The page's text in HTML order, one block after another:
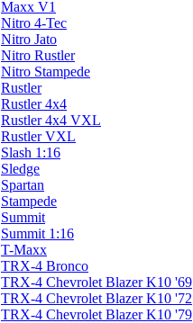
Maxx V1
Nitro 4-Tec
Nitro Jato
Nitro Rustler
Nitro Stampede
Rustler
Rustler 4x4
Rustler 4x4 VXL
Rustler VXL
Slash 1:16
Sledge
Spartan
Stampede
Summit
Summit 1:16
T-Maxx
TRX-4 Bronco
TRX-4 Chevrolet Blazer K10 '69
TRX-4 Chevrolet Blazer K10 '72
TRX-4 Chevrolet Blazer K10 '79